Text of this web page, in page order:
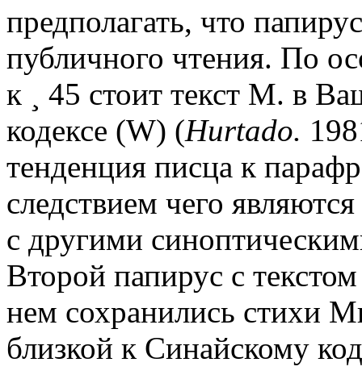
предполагать, что
публичного чтения. По
к
45 стоит текст М. в
кодексе (W) (Hurtado.
тенденция писца к
следствием чего
с другими
Второй папирус с
нем сохранились стихи
близкой к Синайскому